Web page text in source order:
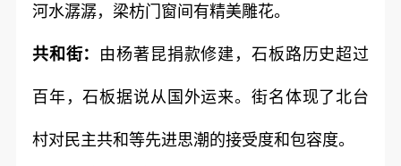
河水潺潺，梁枋门窗间有精美雕花。
共和街： 由杨著昆捐款修建，石板路历史超过
百年，石板据说从国外运来。街名体现了北台
村对民主共和等先进思潮的接受度和包容度。